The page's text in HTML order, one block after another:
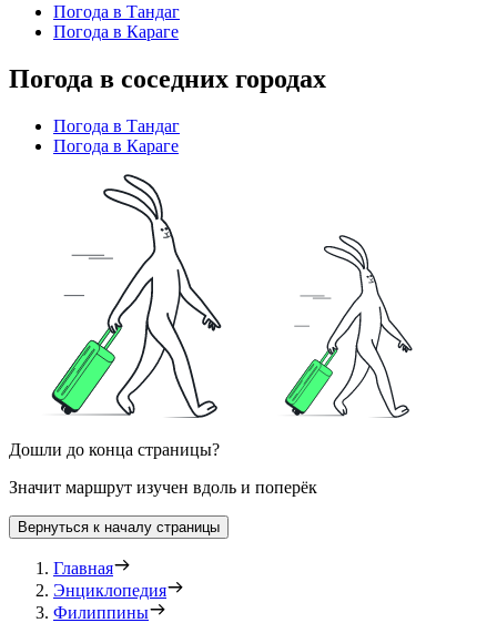
Погода в Тандаг
Погода в Караге
Погода в соседних городах
Погода в Тандаг
Погода в Караге
Дошли до конца страницы?
Значит маршрут изучен вдоль и поперёк
Вернуться к началу страницы
Главная
Энциклопедия
Филиппины